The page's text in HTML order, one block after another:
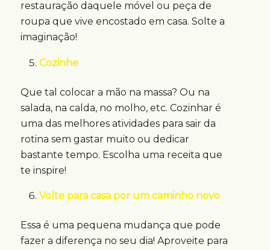
restauração daquele móvel ou peça de
roupa que vive encostado em casa. Solte a
imaginação!
Cozinhe
Que tal colocar a mão na massa? Ou na
salada, na calda, no molho, etc. Cozinhar é
uma das melhores atividades para sair da
rotina sem gastar muito ou dedicar
bastante tempo. Escolha uma receita que
te inspire!
Volte para casa por um caminho novo
Essa é uma pequena mudança que pode
fazer a diferença no seu dia! Aproveite para